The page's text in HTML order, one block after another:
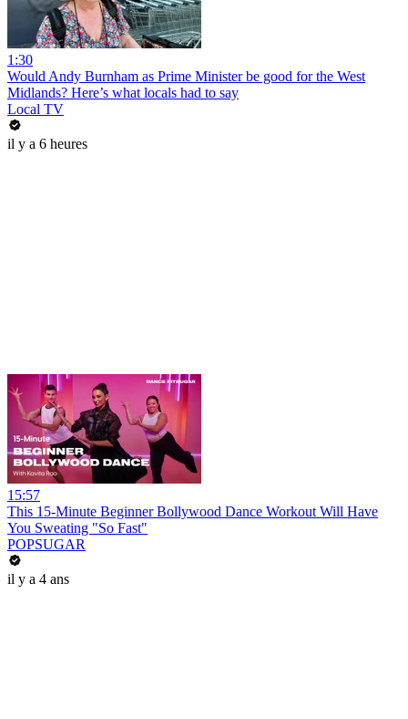
1:30
Would Andy Burnham as Prime Minister be good for the West
Midlands? Here’s what locals had to say
Local TV
il y a 6 heures
15:57
This 15-Minute Beginner Bollywood Dance Workout Will Have
You Sweating "So Fast"
POPSUGAR
il y a 4 ans